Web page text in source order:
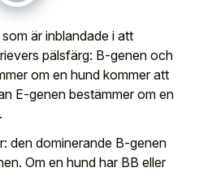
är inblandade i att
pälsfärg: B-genen och
om en hund kommer att
E-genen bestämmer om en
den dominerande B-genen
Om en hund har BB eller